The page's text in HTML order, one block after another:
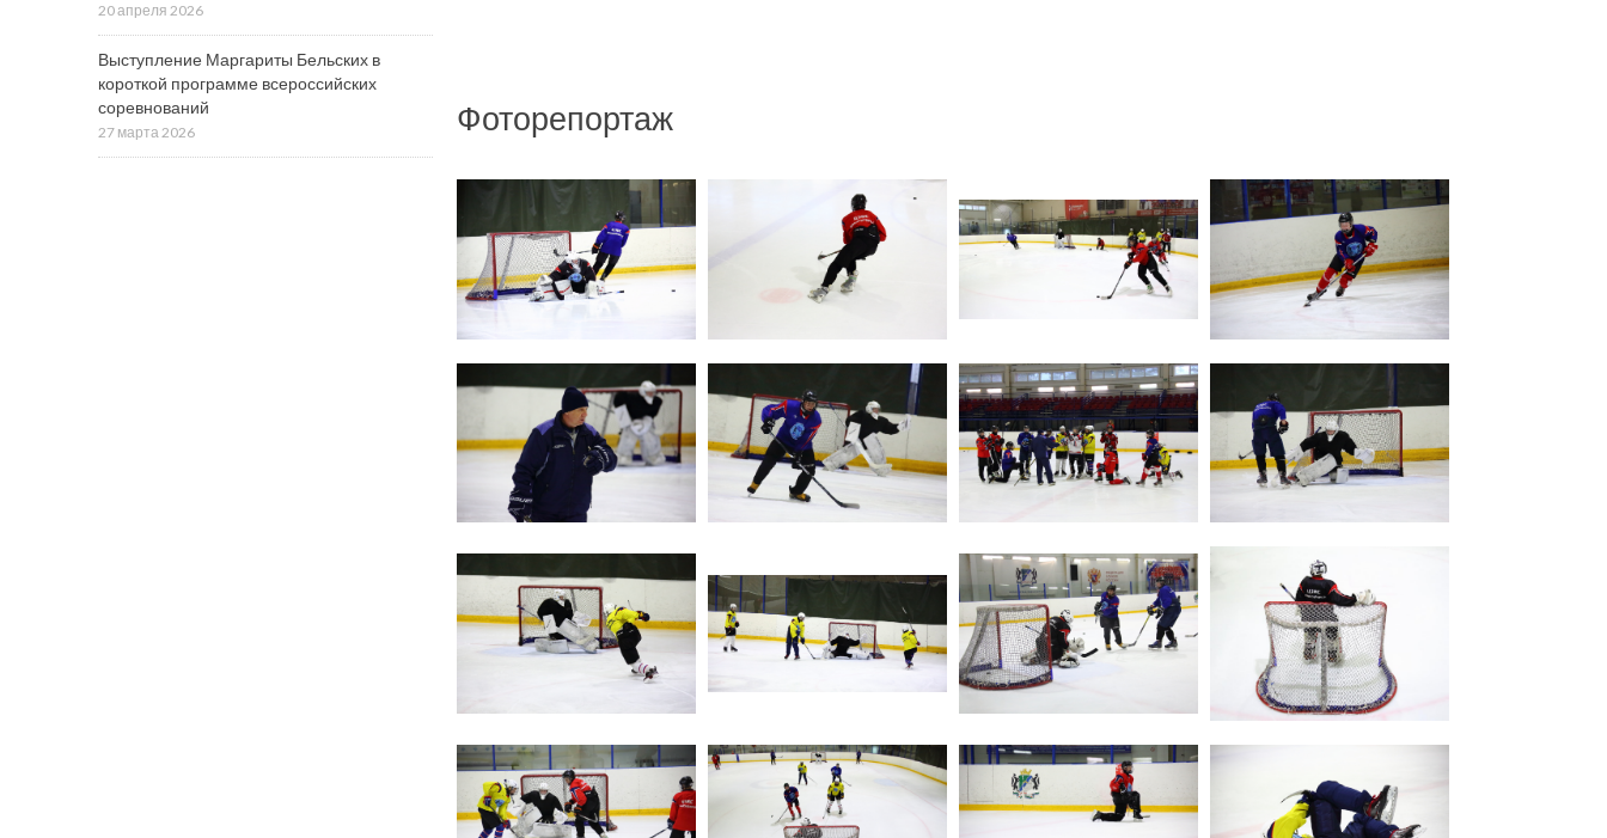
Фоторепортаж
20 апреля 2026
Выступление Маргариты Бельских в
короткой программе всероссийских
соревнований
27 марта 2026